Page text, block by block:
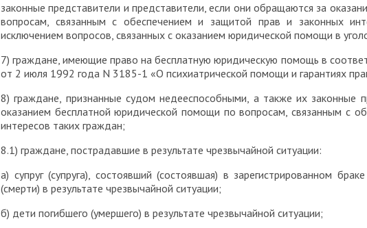
законные представители и представители, если они обращаются за
вопросам, связанным с обеспечением и защитой прав и законных
исключением вопросов, связанных с оказанием юридической помощи в
7) граждане, имеющие право на бесплатную юридическую помощь в
от 2 июля 1992 года N 3185-1 «О психиатрической помощи и гарантиях
8) граждане, признанные судом недееспособными, а также их законные
оказанием бесплатной юридической помощи по вопросам, связанным с
интересов таких граждан;
8.1) граждане, пострадавшие в результате чрезвычайной ситуации:
а) супруг (супруга), состоявший (состоявшая) в зарегистрированном
(смерти) в результате чрезвычайной ситуации;
б) дети погибшего (умершего) в результате чрезвычайной ситуации;